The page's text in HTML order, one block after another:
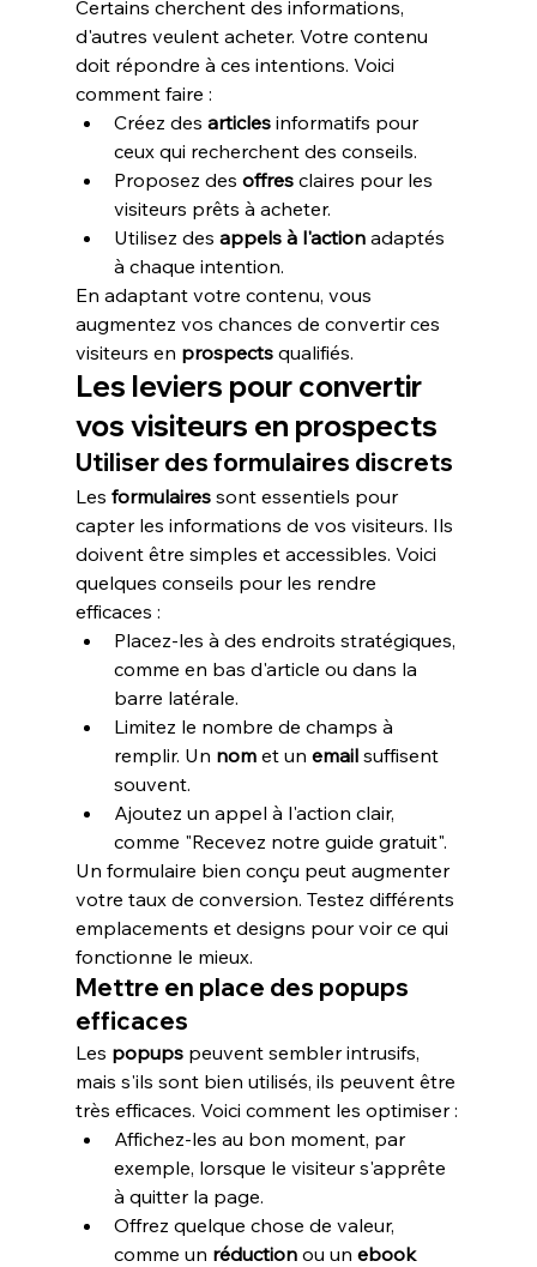
Certains cherchent des informations,
d'autres veulent acheter. Votre contenu
doit répondre à ces intentions. Voici
comment faire :
Créez des articles informatifs pour
ceux qui recherchent des conseils.
Proposez des offres claires pour les
visiteurs prêts à acheter.
Utilisez des appels à l'action adaptés
à chaque intention.
En adaptant votre contenu, vous
augmentez vos chances de convertir ces
visiteurs en prospects qualifiés.
Les leviers pour convertir
vos visiteurs en prospects
Utiliser des formulaires discrets
Les formulaires sont essentiels pour
capter les informations de vos visiteurs. Ils
doivent être simples et accessibles. Voici
quelques conseils pour les rendre
efficaces :
Placez-les à des endroits stratégiques,
comme en bas d'article ou dans la
barre latérale.
Limitez le nombre de champs à
remplir. Un nom et un email suffisent
souvent.
Ajoutez un appel à l'action clair,
comme "Recevez notre guide gratuit".
Un formulaire bien conçu peut augmenter
votre taux de conversion. Testez différents
emplacements et designs pour voir ce qui
fonctionne le mieux.
Mettre en place des popups
efficaces
Les popups peuvent sembler intrusifs,
mais s'ils sont bien utilisés, ils peuvent être
très efficaces. Voici comment les optimiser :
Affichez-les au bon moment, par
exemple, lorsque le visiteur s'apprête
à quitter la page.
Offrez quelque chose de valeur,
comme un réduction ou un ebook